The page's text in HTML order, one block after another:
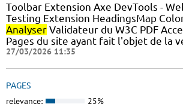
Toolbar Extension Axe DevTools -
Testing Extension HeadingsMap
Analyser Validateur du W3C PDF
Pages du site ayant fait l'objet de la
27/03/2026 11:35
PAGES
relevance: 25%